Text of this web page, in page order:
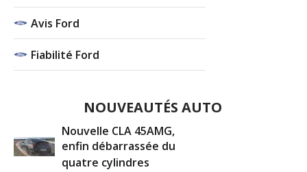
Avis Ford
Fiabilité Ford
NOUVEAUTÉS AUTO
Nouvelle CLA 45AMG,
enfin débarrassée du
quatre cylindres